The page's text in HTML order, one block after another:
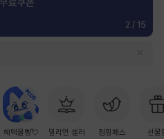
2 / 15
혜택몰빵💘 밀리언 셀러 점핑패스 선물